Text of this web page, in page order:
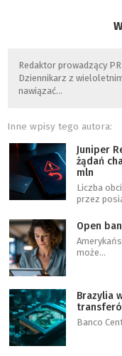
Redaktor prowadzący
Dziennikarz z
nawiązać…
Inne wpisy tego autora:
Juniper
żądań
mln
Liczba
przez
Open
może…
Brazylia
Banco